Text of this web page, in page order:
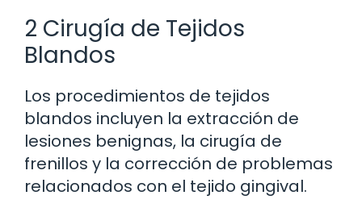
2 Cirugía de Tejidos
Blandos
Los procedimientos de tejidos
blandos incluyen la extracción de
lesiones benignas, la cirugía de
frenillos y la corrección de problemas
relacionados con el tejido gingival.